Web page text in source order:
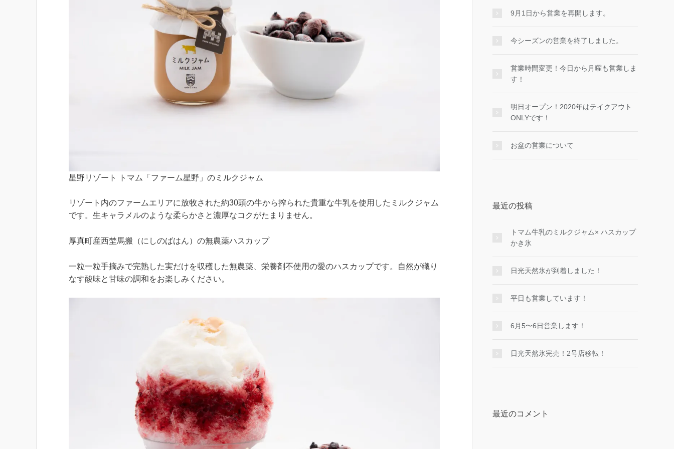
星野リゾート トマム「ファーム星野」のミルクジャム
リゾート内のファームエリアに放牧された約30頭の牛から搾られた貴重な牛乳を使用したミルクジャム
です。生キャラメルのような柔らかさと濃厚なコクがたまりません。
厚真町産西埜馬搬（にしのばはん）の無農薬ハスカップ
一粒一粒手摘みで完熟した実だけを収穫した無農薬、栄養剤不使用の愛のハスカップです。自然が織り
なす酸味と甘味の調和をお楽しみください。
9月1日から営業を再開します。
今シーズンの営業を終了しました。
営業時間変更！今日から月曜も営業しま
す！
明日オープン！2020年はテイクアウト
ONLYです！
お盆の営業について
最近の投稿
トマム牛乳のミルクジャム× ハスカップ
かき氷
日光天然氷が到着しました！
平日も営業しています！
6月5〜6日営業します！
日光天然氷完売！2号店移転！
最近のコメント